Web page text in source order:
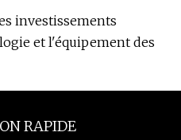
investissements
et l'équipement des
RAPIDE